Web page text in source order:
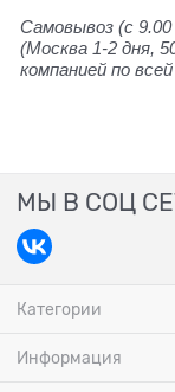
Самовывоз (с
(Москва 1-2 дня,
компанией по
МЫ В СОЦ
Категории
Информация